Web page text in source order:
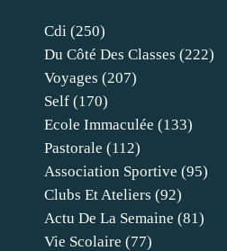
Cdi (250)
Du Côté Des Classes (222)
Voyages (207)
Self (170)
Ecole Immaculée (133)
Pastorale (112)
Association Sportive (95)
Clubs Et Ateliers (92)
Actu De La Semaine (81)
Vie Scolaire (77)